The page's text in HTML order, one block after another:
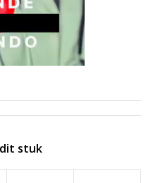
stuk